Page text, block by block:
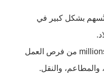
تُسهم بشكل كبير في
توفر السياحة millions من فرص العمل
والمطاعم، والنقل.